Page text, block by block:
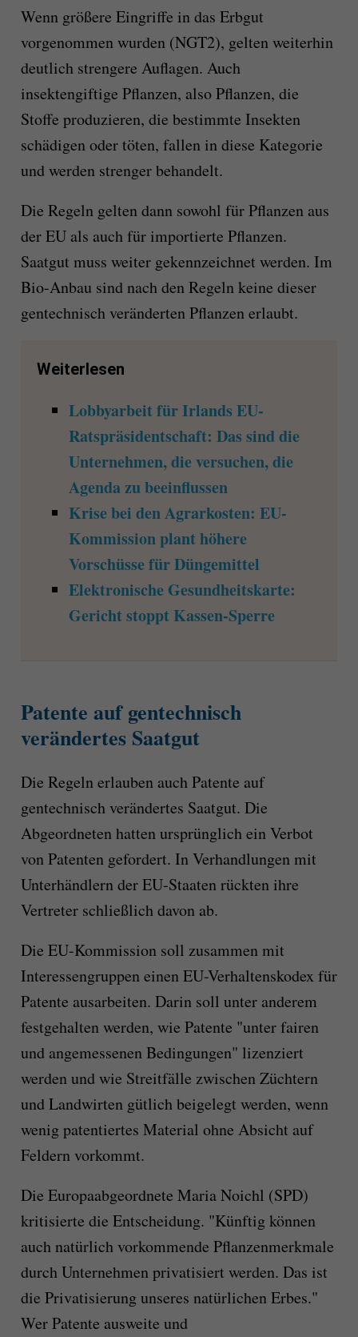
Wenn größere Eingriffe in das Erbgut
vorgenommen wurden (NGT2), gelten weiterhin
deutlich strengere Auflagen. Auch
insektengiftige Pflanzen, also Pflanzen, die
Stoffe produzieren, die bestimmte Insekten
schädigen oder töten, fallen in diese Kategorie
und werden strenger behandelt.
Die Regeln gelten dann sowohl für Pflanzen aus
der EU als auch für importierte Pflanzen.
Saatgut muss weiter gekennzeichnet werden. Im
Bio-Anbau sind nach den Regeln keine dieser
gentechnisch veränderten Pflanzen erlaubt.
Weiterlesen
Lobbyarbeit für Irlands EU-
Ratspräsidentschaft: Das sind die
Unternehmen, die versuchen, die
Agenda zu beeinflussen
Krise bei den Agrarkosten: EU-
Kommission plant höhere
Vorschüsse für Düngemittel
Elektronische Gesundheitskarte:
Gericht stoppt Kassen-Sperre
Patente auf gentechnisch
verändertes Saatgut
Die Regeln erlauben auch Patente auf
gentechnisch verändertes Saatgut. Die
Abgeordneten hatten ursprünglich ein Verbot
von Patenten gefordert. In Verhandlungen mit
Unterhändlern der EU-Staaten rückten ihre
Vertreter schließlich davon ab.
Die EU-Kommission soll zusammen mit
Interessengruppen einen EU-Verhaltenskodex für
Patente ausarbeiten. Darin soll unter anderem
festgehalten werden, wie Patente "unter fairen
und angemessenen Bedingungen" lizenziert
werden und wie Streitfälle zwischen Züchtern
und Landwirten gütlich beigelegt werden, wenn
wenig patentiertes Material ohne Absicht auf
Feldern vorkommt.
Die Europaabgeordnete Maria Noichl (SPD)
kritisierte die Entscheidung. "Künftig können
auch natürlich vorkommende Pflanzenmerkmale
durch Unternehmen privatisiert werden. Das ist
die Privatisierung unseres natürlichen Erbes."
Wer Patente ausweite und